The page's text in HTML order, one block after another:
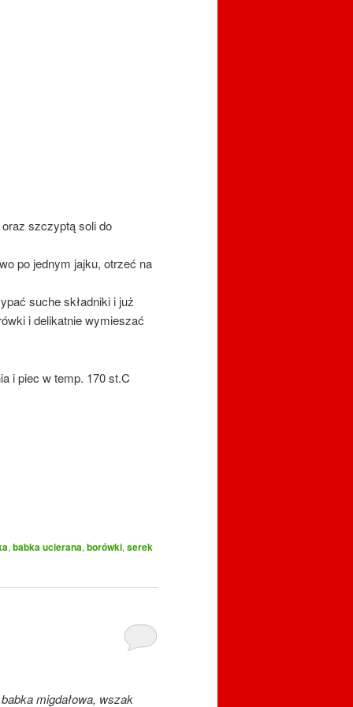
szczyptą soli do
po jednym jajku, otrzeć na
suche składniki i już
i delikatnie wymieszać
i piec w temp. 170 st.C
, babka ucierana, borówki, serek
migdałowa, wszak